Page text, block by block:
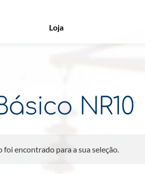
Loja
NR10
encontrado para a sua seleção.